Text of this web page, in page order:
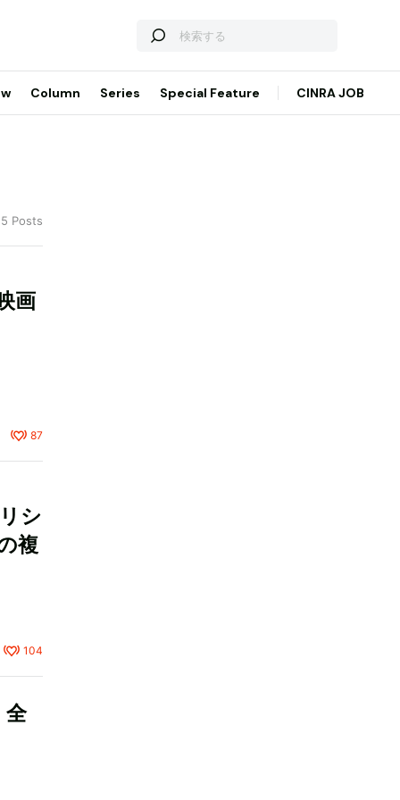
Column Series Special Feature CINRA JOB
Posts
画
87
シ
複
104
全